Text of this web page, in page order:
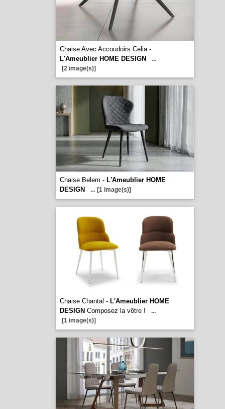
Chaise Avec Accoudoirs Celia -
L'Ameublier HOME DESIGN
...
[2 image(s)]
Chaise Belem - L'Ameublier HOME
DESIGN
... [1 image(s)]
Chaise Chantal - L'Ameublier HOME
DESIGN Composez la vôtre !
...
[1 image(s)]